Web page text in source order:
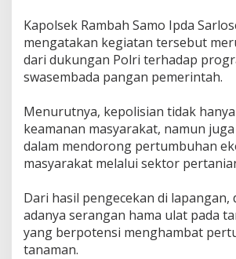
‎Kapolsek Rambah Samo Ipda
mengatakan kegiatan tersebut
dari dukungan Polri terhadap
swasembada pangan pemerintah.
‎Menurutnya, kepolisian tidak
keamanan masyarakat, namun
dalam mendorong pertumbuhan
masyarakat melalui sektor
‎Dari hasil pengecekan di lapangan,
adanya serangan hama ulat pada
yang berpotensi menghambat
tanaman.